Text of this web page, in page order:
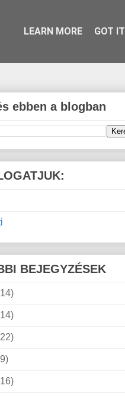
ebben a blogban
BEJEGYZÉSEK
LEARN MORE GOT IT